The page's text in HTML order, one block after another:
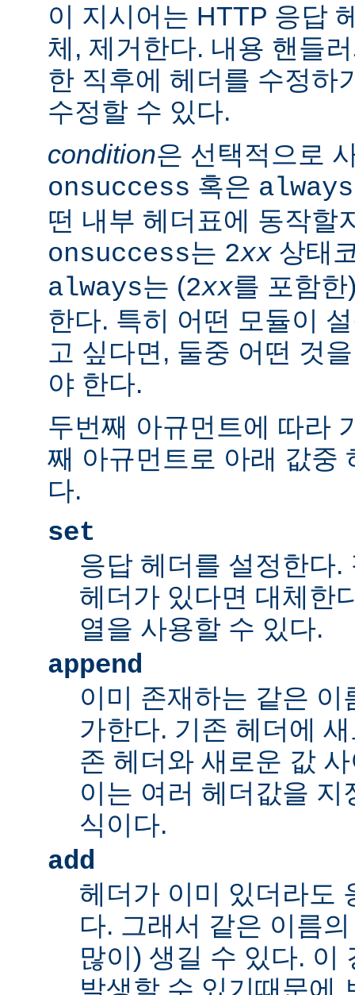
이 지시어는 HTTP 응답
체, 제거한다. 내용 핸들
한 직후에 헤더를 수정하
수정할 수 있다.
condition은 선택적으로
onsuccess 혹은 always
떤 내부 헤더표에 동작할
onsuccess는 2xx 상태
always는 (2xx를 포함
한다. 특히 어떤 모듈이
고 싶다면, 둘중 어떤 것
야 한다.
두번째 아규먼트에 따라
째 아규먼트로 아래 값중
다.
set
응답 헤더를 설정한다.
헤더가 있다면 대체한
열을 사용할 수 있다.
append
이미 존재하는 같은
가한다. 기존 헤더에
존 헤더와 새로운 값
이는 여러 헤더값을
식이다.
add
헤더가 이미 있더라도
다. 그래서 같은 이름
많이) 생길 수 있다. 이
발생할 수 있기때문에